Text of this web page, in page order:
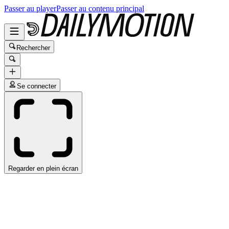
Passer au playerPasser au contenu principal
Rechercher
Se connecter
Regarder en plein écran